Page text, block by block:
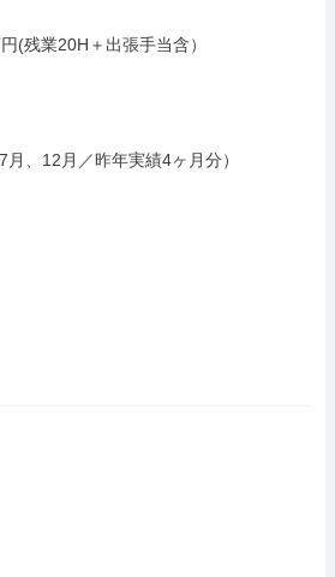
(残業20H＋出張手当含）
月、12月／昨年実績4ヶ月分）